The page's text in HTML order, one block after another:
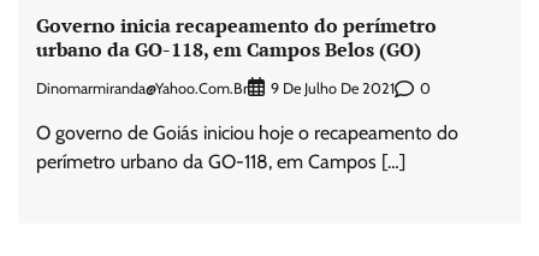
Governo inicia recapeamento do perímetro
urbano da GO-118, em Campos Belos (GO)
Dinomarmiranda@yahoo.com.br 9 De Julho De 2021 0
O governo de Goiás iniciou hoje o recapeamento do
perímetro urbano da GO-118, em Campos […]